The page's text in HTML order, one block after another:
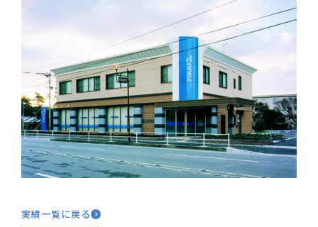
実績一覧に戻る